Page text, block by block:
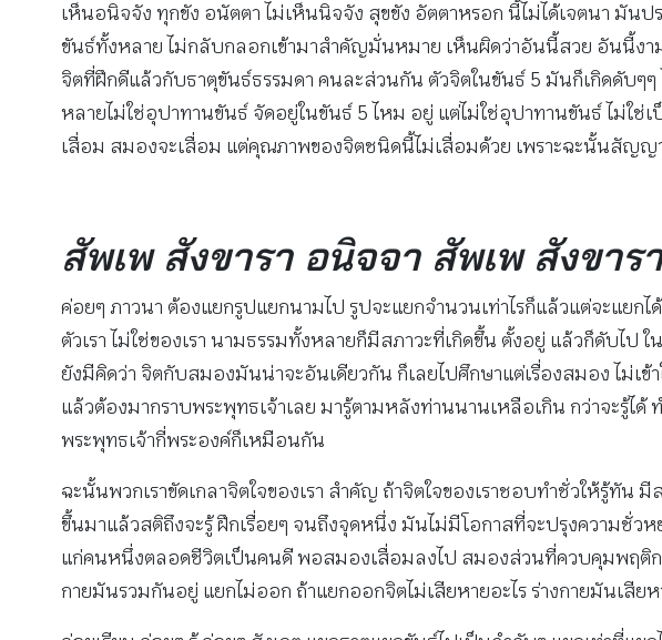
เห็นอนิจจัง ทุกขัง อนัตตา ไม่เห็นนิจจัง สุขขัง อัตตาหรอก นี้ไม่ได้เจตนา มั
ขันธ์ทั้งหลาย ไม่กลับกลอกเข้ามาสำคัญมั่นหมาย เห็นผิดว่าอันนี้สวย อันนี้ง
จิตที่ฝึกดีแล้วกับธาตุขันธ์ธรรมดา คนละส่วนกัน ตัวจิตในขันธ์ 5 มันก็เกิดดับ
หลายไม่ใช่อุปาทานขันธ์ จัดอยู่ในขันธ์ 5 ไหม อยู่ แต่ไม่ใช่อุปาทานขันธ์ ไม่
เสื่อม สมองจะเสื่อม แต่คุณภาพของจิตชนิดนี้ไม่เสื่อมด้วย เพราะฉะนั้นสัญ
สัพเพ สังขารา อนิจจา สัพเพ สังขาร
ค่อยๆ ภาวนา ต้องแยกรูปแยกนามไป รูปจะแยกจำนวนเท่าไรก็แล้วแต่จะแยก
ตัวเรา ไม่ใช่ของเรา นามธรรมทั้งหลายก็มีสภาวะที่เกิดขึ้น ตั้งอยู่ แล้วก็ดับไป
ยังมีคิดว่า จิตกับสมองมันน่าจะอันเดียวกัน ก็เลยไปศึกษาแต่เรื่องสมอง ไม่เข้า
แล้วต้องมากราบพระพุทธเจ้าเลย มารู้ตามหลังท่านนานเหลือเกิน กว่าจะรู้ไ
พระพุทธเจ้ากี่พระองค์ก็เหมือนกัน
ฉะนั้นพวกเราขัดเกลาจิตใจของเรา สำคัญ ถ้าจิตใจของเราชอบทำชั่วให้รู้ทั
ขึ้นมาแล้วสติถึงจะรู้ ฝึกเรื่อยๆ จนถึงจุดหนึ่ง มันไม่มีโอกาสที่จะปรุงความชั่ว
แก่คนหนึ่งตลอดชีวิตเป็นคนดี พอสมองเสื่อมลงไป สมองส่วนที่ควบคุมพฤติก
กายมันรวมกันอยู่ แยกไม่ออก ถ้าแยกออกจิตไม่เสียหายอะไร ร่างกายมันเสีย